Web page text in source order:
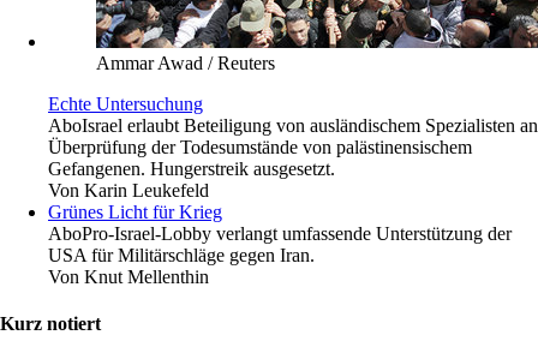
Ammar Awad / Reuters
Echte Untersuchung
AboIsrael erlaubt Beteiligung von ausländischem Spezialisten an
Überprüfung der Todesumstände von palästinensischem
Gefangenen. Hungerstreik ausgesetzt.
Von Karin Leukefeld
Grünes Licht für Krieg
AboPro-Israel-Lobby verlangt umfassende Unterstützung der
USA für Militärschläge gegen Iran.
Von Knut Mellenthin
Kurz notiert